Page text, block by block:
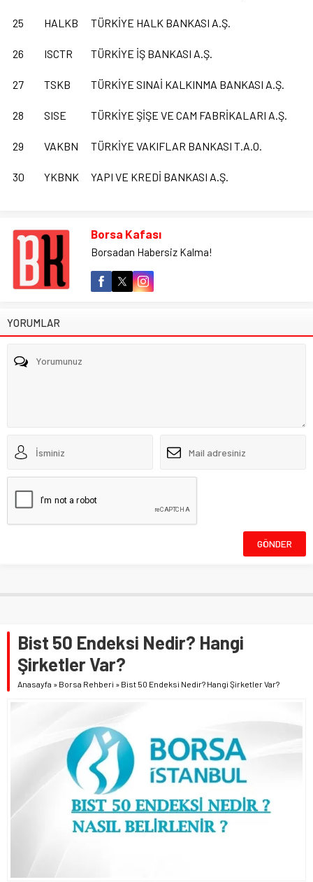
25 HALKB TÜRKİYE HALK BANKASI A.Ş.
26 ISCTR TÜRKİYE İŞ BANKASI A.Ş.
27 TSKB TÜRKİYE SINAİ KALKINMA BANKASI A.Ş.
28 SISE TÜRKİYE ŞİŞE VE CAM FABRİKALARI A.Ş.
29 VAKBN TÜRKİYE VAKIFLAR BANKASI T.A.O.
30 YKBNK YAPI VE KREDİ BANKASI A.Ş.
Borsa Kafası
Borsadan Habersiz Kalma!
YORUMLAR
Bist 50 Endeksi Nedir? Hangi
Şirketler Var?
Anasayfa » Borsa Rehberi » Bist 50 Endeksi Nedir? Hangi Şirketler Var?